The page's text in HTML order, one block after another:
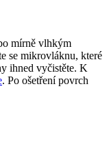
mírně vlhkým
se mikrovláknu, které
ihned vyčistěte. K
. Po ošetření povrch